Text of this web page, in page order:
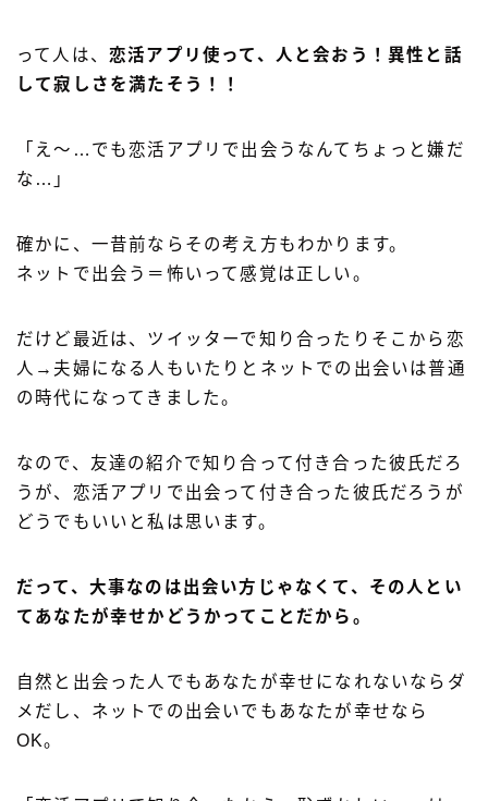
って人は、 恋活アプリ使って、人と会おう！異性と話
して寂しさを満たそう！！
「え〜…でも恋活アプリで出会うなんてちょっと嫌だ
な…」
確かに、一昔前ならその考え方もわかります。
ネットで出会う＝怖いって感覚は正しい。
だけど最近は、ツイッターで知り合ったりそこから恋
人→夫婦になる人もいたりとネットでの出会いは普通
の時代になってきました。
なので、友達の紹介で知り合って付き合った彼氏だろ
うが、恋活アプリで出会って付き合った彼氏だろうが
どうでもいいと私は思います。
だって、大事なのは出会い方じゃなくて、その人とい
てあなたが幸せかどうかってことだから。
自然と出会った人でもあなたが幸せになれないならダ
メだし、ネットでの出会いでもあなたが幸せなら
OK。